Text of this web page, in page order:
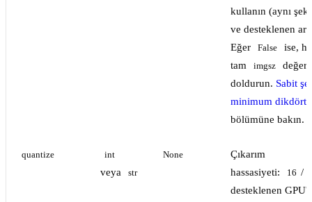
kullanın (aynı
ve desteklenen
Eğer
False
ise,
tam
imgsz
doldurun. Sabit
minimum
bölümüne bakın.
quantize int
veya str
None
Çıkarım
hassasiyeti:
16 /
desteklenen